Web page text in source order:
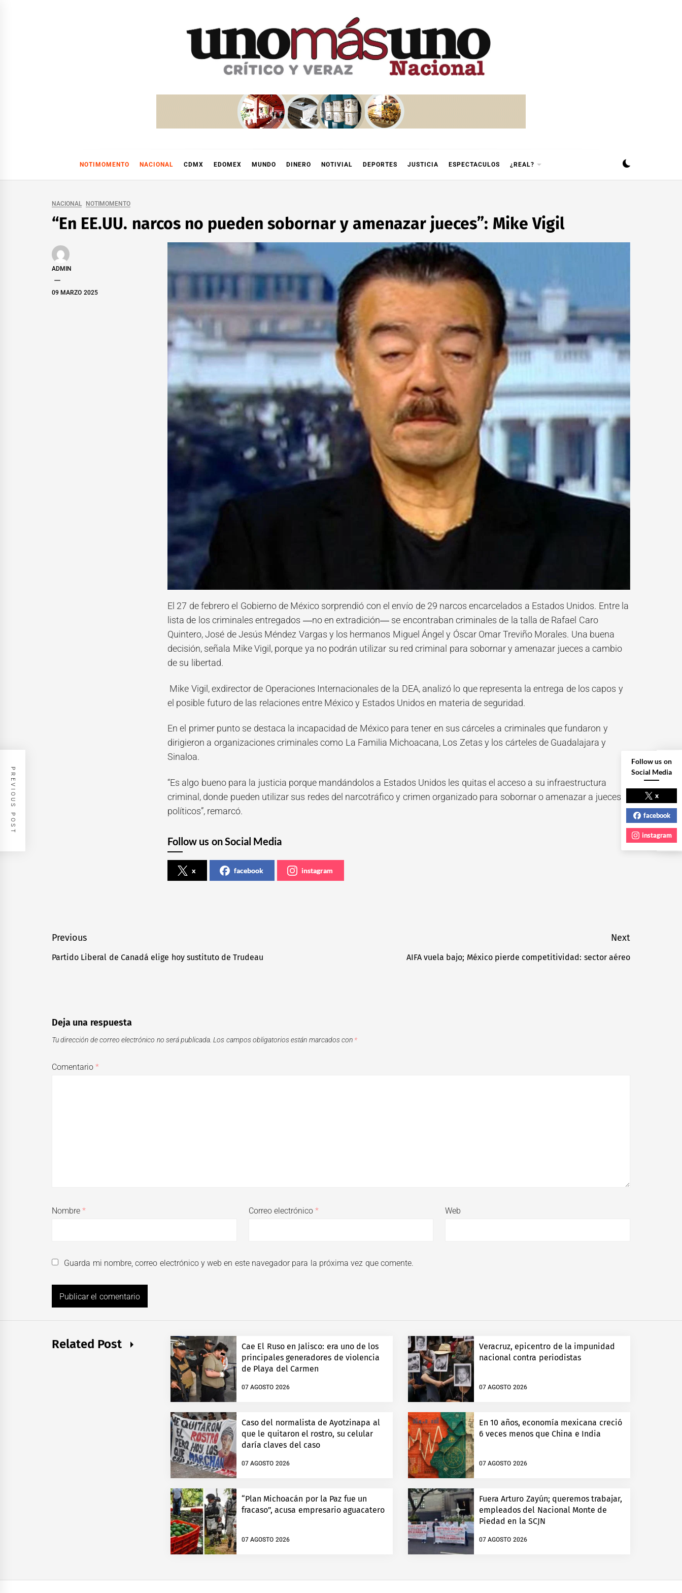
NOTIMOMENTO NACIONAL CDMX EDOMEX MUNDO DINERO NOTIVIAL DEPORTES JUSTICIA ESPECTACULOS ¿REAL?
NACIONAL NOTIMOMENTO
“En EE.UU. narcos no pueden sobornar y amenazar jueces”: Mike Vigil
ADMIN
09 MARZO 2025
El 27 de febrero el Gobierno de México sorprendió con el envío de 29 narcos encarcelados a Estados Unidos. Entre la
lista de los criminales entregados ―no en extradición― se encontraban criminales de la talla de Rafael Caro
Quintero, José de Jesús Méndez Vargas y los hermanos Miguel Ángel y Óscar Omar Treviño Morales. Una buena
decisión, señala Mike Vigil, porque ya no podrán utilizar su red criminal para sobornar y amenazar jueces a cambio
de su libertad.
Mike Vigil, exdirector de Operaciones Internacionales de la DEA, analizó lo que representa la entrega de los capos y
el posible futuro de las relaciones entre México y Estados Unidos en materia de seguridad.
En el primer punto se destaca la incapacidad de México para tener en sus cárceles a criminales que fundaron y
dirigieron a organizaciones criminales como La Familia Michoacana, Los Zetas y los cárteles de Guadalajara y
Sinaloa.
“Es algo bueno para la justicia porque mandándolos a Estados Unidos les quitas el acceso a su infraestructura
criminal, donde pueden utilizar sus redes del narcotráfico y crimen organizado para sobornar o amenazar a jueces,
políticos”, remarcó.
Follow us on Social Media
x facebook instagram
Navegación
de
Previous
Previous
Partido Liberal de Canadá elige hoy sustituto de Trudeau
Next
Next
AIFA vuela bajo; México pierde competitividad: sector aéreo
PREVIOUS POST NEXT POST
Deja una respuesta
Tu dirección de correo electrónico no será publicada. Los campos obligatorios están marcados con *
Comentario*
Nombre* Correo electrónico* Web
Guarda mi nombre, correo electrónico y web en este navegador para la próxima vez que comente.
Related Post
Cae El Ruso en Jalisco: era uno de los
principales generadores de violencia
de Playa del Carmen
07 AGOSTO 2026
Veracruz, epicentro de la impunidad
nacional contra periodistas
07 AGOSTO 2026
Caso del normalista de Ayotzinapa al
que le quitaron el rostro, su celular
daría claves del caso
07 AGOSTO 2026
En 10 años, economía mexicana creció
6 veces menos que China e India
07 AGOSTO 2026
“Plan Michoacán por la Paz fue un
fracaso”, acusa empresario aguacatero
07 AGOSTO 2026
Fuera Arturo Zayún; queremos trabajar,
empleados del Nacional Monte de
Piedad en la SCJN
07 AGOSTO 2026
Follow us on
Social Media
x
facebook
instagram